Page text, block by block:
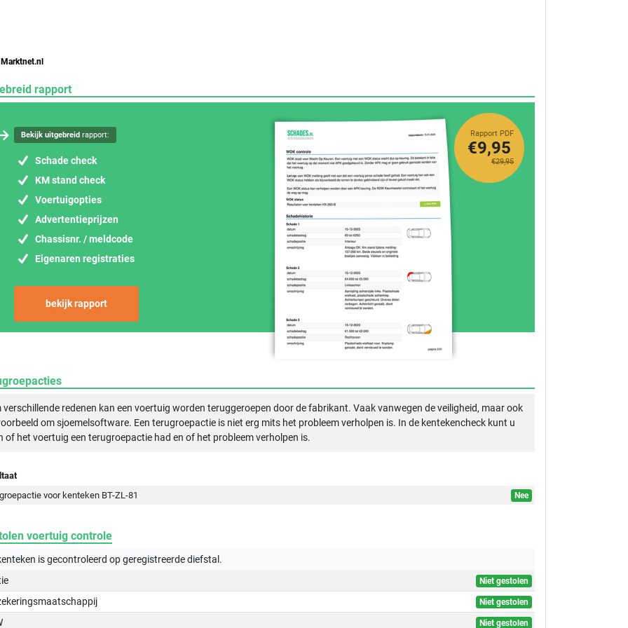
rapport
Bekijk uitgebreid rapport:
Schade check
KM stand check
Voertuigopties
Advertentieprijzen
Chassisnr. / meldcode
Eigenaren registraties
bekijk rapport
Rapport PDF
€29,95
€9,95
verschillende redenen kan een voertuig worden teruggeroepen door de fabrikant. Vaak vanwegen de veiligheid, maar ook
om sjoemelsoftware. Een terugroepactie is niet erg mits het probleem verholpen is. In de kentekencheck kunt u
of het voertuig een terugroepactie had en of het probleem verholpen is.
voor kenteken BT-ZL-81
Nee
voertuig controle
is gecontroleerd opgeregistreerdediefstal.
Niet gestolen
Niet gestolen
Niet gestolen